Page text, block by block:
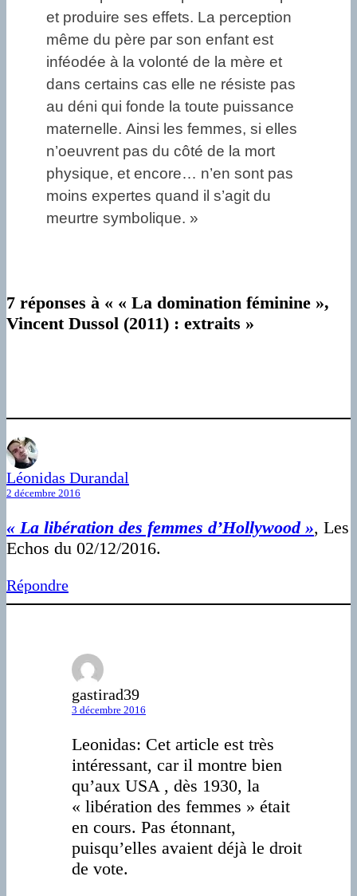
et produire ses effets. La perception
même du père par son enfant est
inféodée à la volonté de la mère et
dans certains cas elle ne résiste pas
au déni qui fonde la toute puissance
maternelle. Ainsi les femmes, si elles
n’oeuvrent pas du côté de la mort
physique, et encore… n’en sont pas
moins expertes quand il s’agit du
meurtre symbolique. »
7 réponses à « « La domination féminine »,
Vincent Dussol (2011) : extraits »
Léonidas Durandal
2 décembre 2016
« La libération des femmes d’Hollywood », Les
Echos du 02/12/2016.
Répondre
gastirad39
3 décembre 2016
Leonidas: Cet article est très
intéressant, car il montre bien
qu’aux USA , dès 1930, la
« libération des femmes » était
en cours. Pas étonnant,
puisqu’elles avaient déjà le droit
de vote.